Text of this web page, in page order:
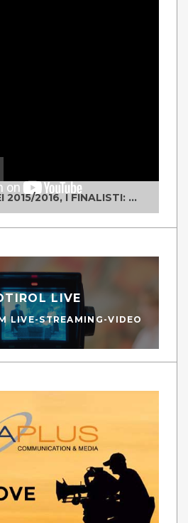
UNO TWO DREI 2015/2016, I FINALISTI: CLASSE IV ALS ISTITUTO "DEGASPERI" BORGO VALSUGANA
LIVE
LIVE-STREAMING-VIDEO